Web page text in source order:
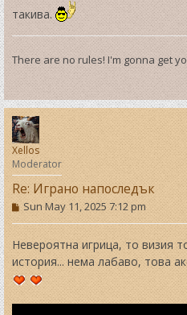
такива.
There are no rules! I'm gonna get
Xellos
Moderator
Re: Играно напоследък
P
o
s
t
Sun May 11, 2025 7:12 pm
Невероятна игрица, то визия
история... нема лабаво, това